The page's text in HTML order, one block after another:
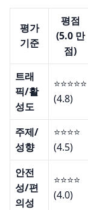
평가
기준
평점
(5.0 만
점)
트래
픽/활
성도
⭐️⭐️⭐️⭐️⭐️
(4.8)
주제/
성향
⭐️⭐️⭐️⭐️
(4.5)
안전
성/편
의성
⭐️⭐️⭐️⭐️
(4.0)